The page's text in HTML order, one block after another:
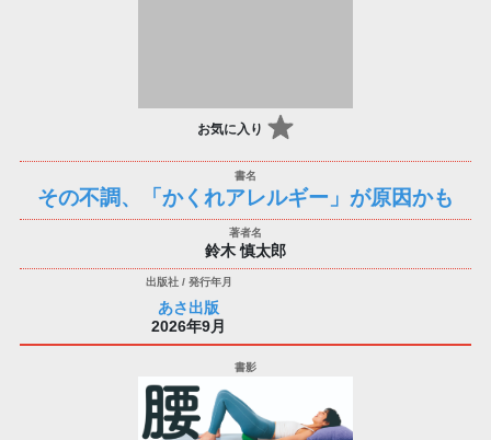
お気に入り
その不調、「かくれアレルギー」が原因かも
鈴木 慎太郎
あさ出版
2026年9月